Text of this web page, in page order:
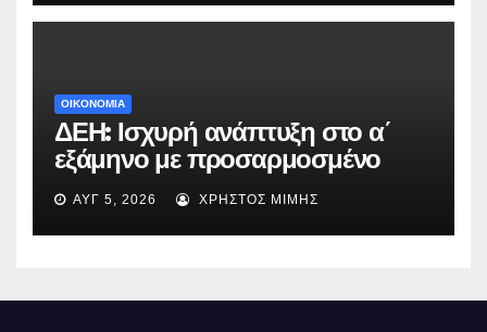
ΟΙΚΟΝΟΜΙΑ
ΔΕΗ: Ισχυρή ανάπτυξη στο α΄
εξάμηνο με προσαρμοσμένο
EBITDA στα €1,2 δισ.
ΑΥΓ 5, 2026 ΧΡΉΣΤΟΣ ΜΊΜΗΣ